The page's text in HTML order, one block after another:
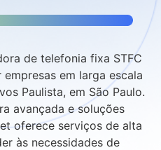
de telefonia fixa STFC
em larga escala
Paulista, em São Paulo.
avançada e soluções
oferece serviços de alta
às necessidades de